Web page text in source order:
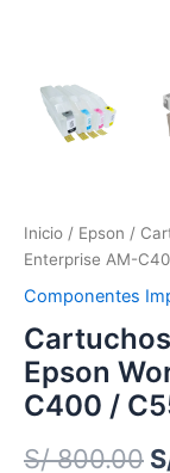
Inicio / Epson /
Enterprise AM-
Componentes
Epson
C400 /
S/800.00